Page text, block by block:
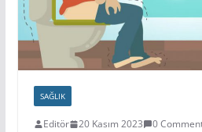
SAĞLIK
Editör 20 Kasım 2023
0